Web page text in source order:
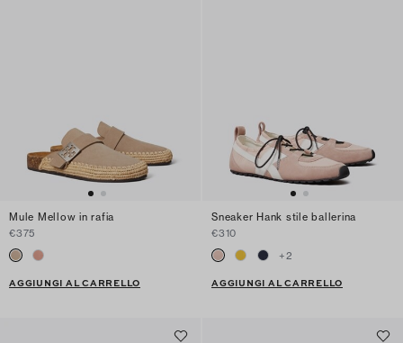
Mule Mellow in rafia
€375
AGGIUNGI AL CARRELLO
Sneaker Hank stile ballerina
€310
+2
AGGIUNGI AL CARRELLO